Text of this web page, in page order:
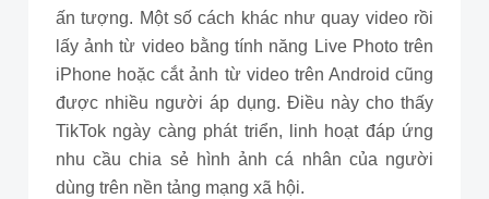
ấn tượng. Một số cách khác như quay video rồi
lấy ảnh từ video bằng tính năng Live Photo trên
iPhone hoặc cắt ảnh từ video trên Android cũng
được nhiều người áp dụng. Điều này cho thấy
TikTok ngày càng phát triển, linh hoạt đáp ứng
nhu cầu chia sẻ hình ảnh cá nhân của người
dùng trên nền tảng mạng xã hội.